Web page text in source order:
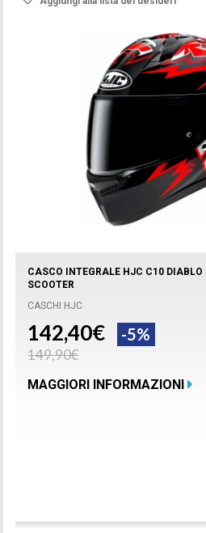
CASCO INTEGRALE HJC C10
SCOOTER
CASCHI HJC
142,40€ -5%
149,90€
MAGGIORI INFORMAZIONI